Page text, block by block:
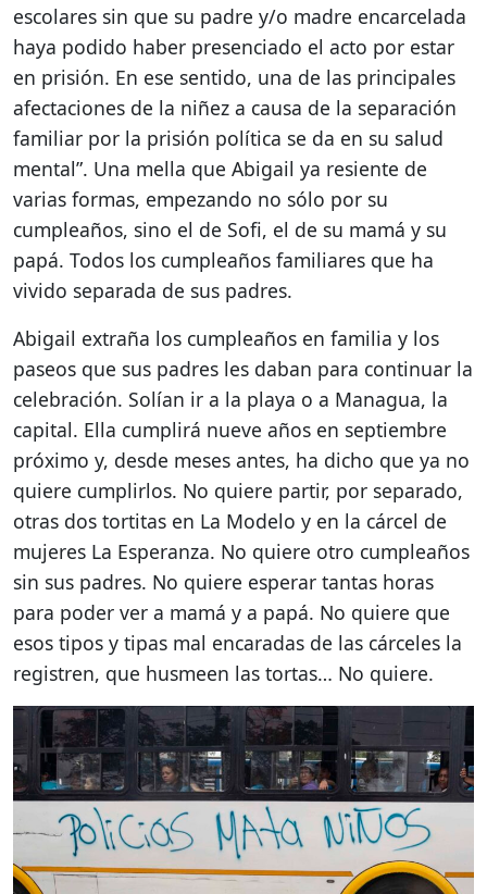
escolares sin que su padre y/o madre encarcelada
haya podido haber presenciado el acto por estar
en prisión. En ese sentido, una de las principales
afectaciones de la niñez a causa de la separación
familiar por la prisión política se da en su salud
mental”. Una mella que Abigail ya resiente de
varias formas, empezando no sólo por su
cumpleaños, sino el de Sofi, el de su mamá y su
papá. Todos los cumpleaños familiares que ha
vivido separada de sus padres.
Abigail extraña los cumpleaños en familia y los
paseos que sus padres les daban para continuar la
celebración. Solían ir a la playa o a Managua, la
capital. Ella cumplirá nueve años en septiembre
próximo y, desde meses antes, ha dicho que ya no
quiere cumplirlos. No quiere partir, por separado,
otras dos tortitas en La Modelo y en la cárcel de
mujeres La Esperanza. No quiere otro cumpleaños
sin sus padres. No quiere esperar tantas horas
para poder ver a mamá y a papá. No quiere que
esos tipos y tipas mal encaradas de las cárceles la
registren, que husmeen las tortas… No quiere.